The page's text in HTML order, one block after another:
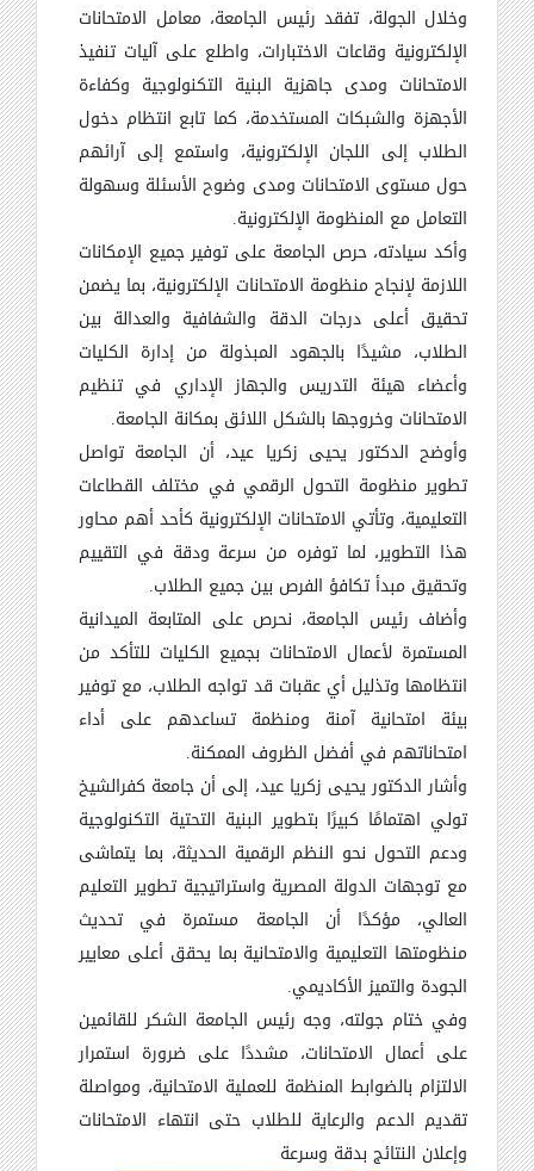
وخلال الجولة، تفقد رئيس الجامعة، معامل الامتحانات
الإلكترونية وقاعات الاختبارات، واطلع على آليات تنفيذ
الامتحانات ومدى جاهزية البنية التكنولوجية وكفاءة
الأجهزة والشبكات المستخدمة، كما تابع انتظام دخول
الطلاب إلى اللجان الإلكترونية، واستمع إلى آرائهم
حول مستوى الامتحانات ومدى وضوح الأسئلة وسهولة
التعامل مع المنظومة الإلكترونية.
وأكد سيادته، حرص الجامعة على توفير جميع الإمكانات
اللازمة لإنجاح منظومة الامتحانات الإلكترونية، بما يضمن
تحقيق أعلى درجات الدقة والشفافية والعدالة بين
الطلاب، مشيدًا بالجهود المبذولة من إدارة الكليات
وأعضاء هيئة التدريس والجهاز الإداري في تنظيم
الامتحانات وخروجها بالشكل اللائق بمكانة الجامعة.
وأوضح الدكتور يحيى زكريا عيد، أن الجامعة تواصل
تطوير منظومة التحول الرقمي في مختلف القطاعات
التعليمية، وتأتي الامتحانات الإلكترونية كأحد أهم محاور
هذا التطوير، لما توفره من سرعة ودقة في التقييم
وتحقيق مبدأ تكافؤ الفرص بين جميع الطلاب.
وأضاف رئيس الجامعة، نحرص على المتابعة الميدانية
المستمرة لأعمال الامتحانات بجميع الكليات للتأكد من
انتظامها وتذليل أي عقبات قد تواجه الطلاب، مع توفير
بيئة امتحانية آمنة ومنظمة تساعدهم على أداء
امتحاناتهم في أفضل الظروف الممكنة.
وأشار الدكتور يحيى زكريا عيد، إلى أن جامعة كفرالشيخ
تولي اهتمامًا كبيرًا بتطوير البنية التحتية التكنولوجية
ودعم التحول نحو النظم الرقمية الحديثة، بما يتماشى
مع توجهات الدولة المصرية واستراتيجية تطوير التعليم
العالي، مؤكدًا أن الجامعة مستمرة في تحديث
منظومتها التعليمية والامتحانية بما يحقق أعلى معايير
الجودة والتميز الأكاديمي.
وفي ختام جولته، وجه رئيس الجامعة الشكر للقائمين
على أعمال الامتحانات، مشددًا على ضرورة استمرار
الالتزام بالضوابط المنظمة للعملية الامتحانية، ومواصلة
تقديم الدعم والرعاية للطلاب حتى انتهاء الامتحانات
وإعلان النتائج بدقة وسرعة